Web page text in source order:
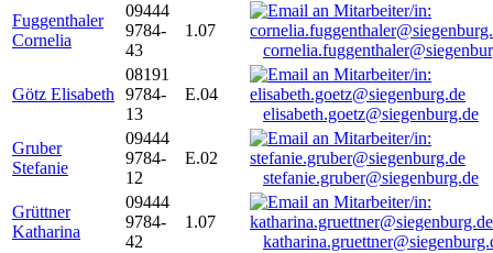
Fuggenthaler
Cornelia
09444
9784-
43
1.07
Götz Elisabeth
08191
9784-
13
E.04
elisabeth.goetz@siegenburg.de
Gruber
Stefanie
09444
9784-
12
E.02
stefanie.gruber@siegenburg.de
Grüttner
Katharina
09444
9784-
42
1.07